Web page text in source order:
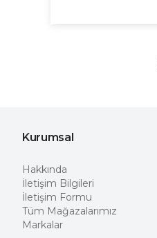
Kurumsal
Hakkında
İletişim Bilgileri
İletişim Formu
Tüm Mağazalarımız
Markalar